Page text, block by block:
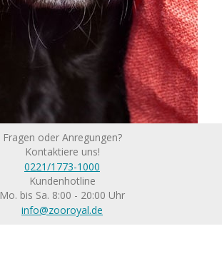
Fragen oder Anregungen?
Kontaktiere uns!
0221/1773-1000
Kundenhotline
Mo. bis Sa. 8:00 - 20:00 Uhr
info@zooroyal.de